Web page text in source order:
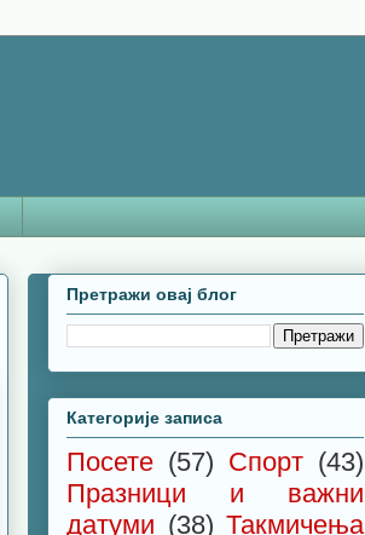
Претражи овај блог
Категорије записа
Посете (57) Спорт (43)
Празници и важни
датуми (38) Такмичења